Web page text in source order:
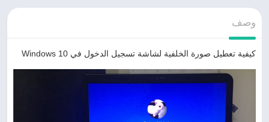
وصف
كيفية تعطيل صورة الخلفية لشاشة تسجيل الدخول في Windows 10